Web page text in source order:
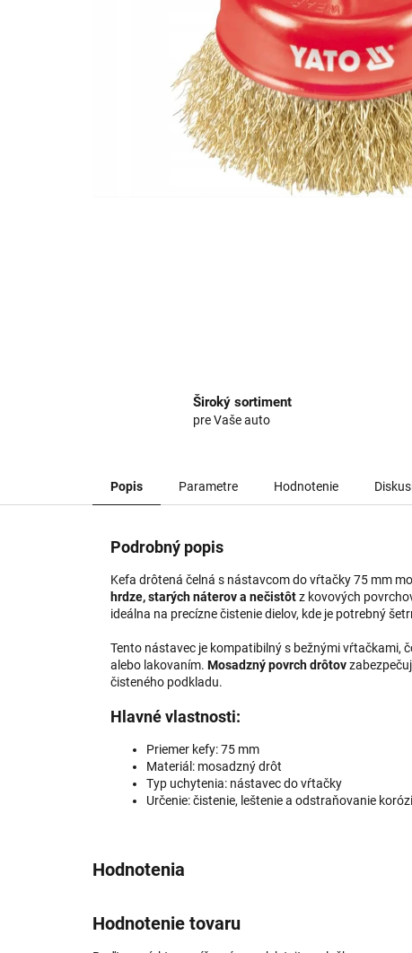
Široký sortiment
pre Vaše auto
Popis Parametre Hodnotenie
Podrobný popis
Kefa drôtená čelná s nástavcom do vŕtačky 75 mm
hrdze, starých náterov a nečistôtz kovových
ideálna na precízne čistenie dielov, kde je potrebný
Tento nástavec je kompatibilný s bežnými vŕtačkami,
alebo lakovaním. Mosadzný povrch drôtov
čisteného podkladu.
Hlavné vlastnosti:
Priemer kefy: 75 mm
Materiál: mosadzný drôt
Typ uchytenia: nástavec do vŕtačky
Určenie: čistenie, leštenie a odstraňovanie
Hodnotenie tovaru